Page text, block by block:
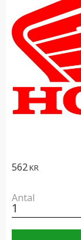
562KR
Antal